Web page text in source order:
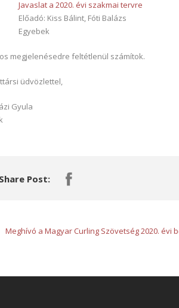
Javaslat a 2020. évi szakmai tervre
Előadó: Kiss Bálint, Fóti Balázs
Egyebek
megjelenésedre feltétlenül számítok.
üdvözlettel,
Gyula
Share Post:
Meghívó a Magyar Curling Szövetség 2020. évi